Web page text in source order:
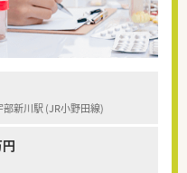
新川駅 (JR小野田線)